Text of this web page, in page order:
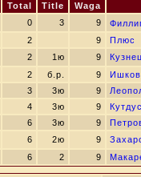
Total Title
Waga
0 3 9
2 9
Плюс
2 1ю 9
2 б.р. 9
3 3ю 9
4 3ю 9
6 3ю 9
6 2ю 9
6 2 9